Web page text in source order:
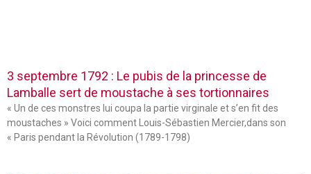
3 septembre 1792 : Le pubis de la princesse de
Lamballe sert de moustache à ses tortionnaires
« Un de ces monstres lui coupa la partie virginale et s’en fit des
moustaches » Voici comment Louis-Sébastien Mercier,dans son
« Paris pendant la Révolution (1789-1798)